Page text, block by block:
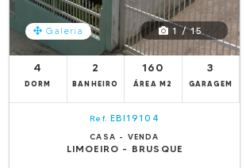
Galeria 1 / 15
4
DORM
2
BANHEIRO
160
ÁREA M2
3
GARAGEM
Ref. EBI19104
CASA - VENDA
LIMOEIRO - BRUSQUE